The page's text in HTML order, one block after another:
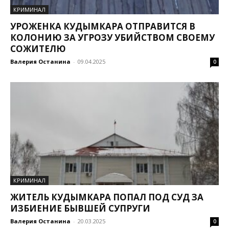
КРИМИНАЛ
УРОЖЕНКА КУДЫМКАРА ОТПРАВИТСЯ В
КОЛОНИЮ ЗА УГРОЗУ УБИЙСТВОМ СВОЕМУ
СОЖИТЕЛЮ
Валерия Останина - 09.04.2025 0
КРИМИНАЛ
ЖИТЕЛЬ КУДЫМКАРА ПОПАЛ ПОД СУД ЗА
ИЗБИЕНИЕ БЫВШЕЙ СУПРУГИ
Валерия Останина - 20.03.2025 0